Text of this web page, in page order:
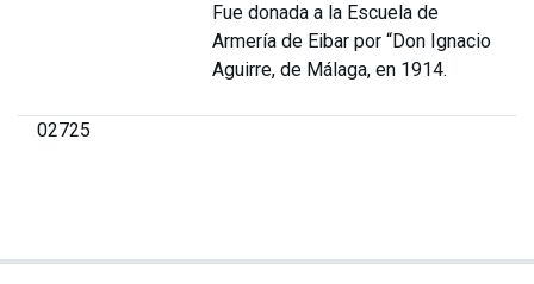
Fue donada a la Escuela de
Armería de Eibar por “Don Ignacio
Aguirre, de Málaga, en 1914.
02725